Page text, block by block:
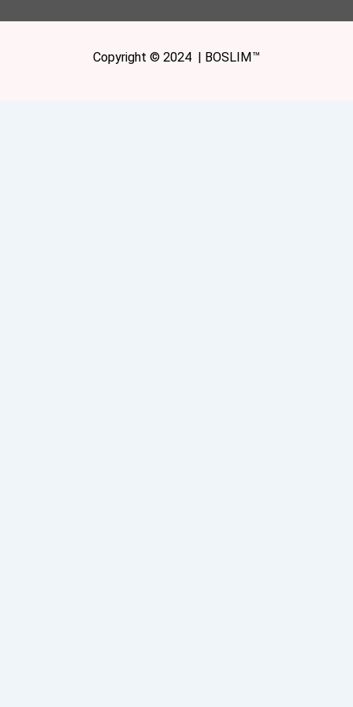
Copyright © 2024 | BOSLIM™